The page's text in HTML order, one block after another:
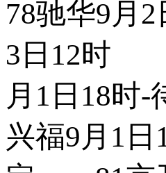
78驰华9月2
3日12时
月1日18
兴福9月1日